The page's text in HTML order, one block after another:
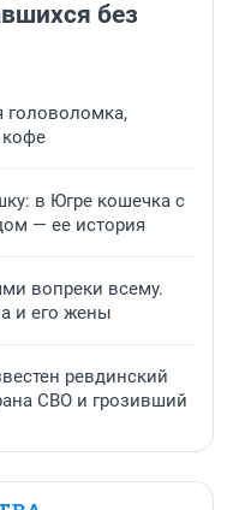
без
головоломка,
кофе
в Югре кошечка с
— ее история
вопреки всему.
и его жены
ревдинский
СВО и грозивший